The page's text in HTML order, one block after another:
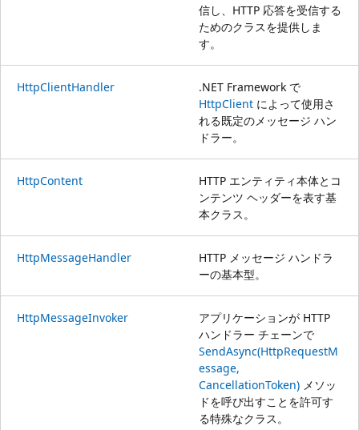
信し、HTTP 応答を受信する
ためのクラスを提供しま
す。
HttpClientHandler
.NET Framework で
HttpClient によって使用さ
れる既定のメッセージ ハン
ドラー。
HttpContent
HTTP エンティティ本体とコ
ンテンツ ヘッダーを表す基
本クラス。
HttpMessageHandler
HTTP メッセージ ハンドラ
ーの基本型。
HttpMessageInvoker
アプリケーションが HTTP
ハンドラー チェーンで
SendAsync(HttpRequestM
essage,
CancellationToken) メソッ
ドを呼び出すことを許可す
る特殊なクラス。